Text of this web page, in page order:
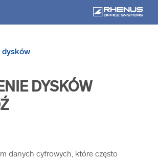
informacji
dysków
DYSKÓW
danych cyfrowych, które często